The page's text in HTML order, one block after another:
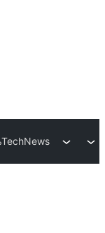
TechNews